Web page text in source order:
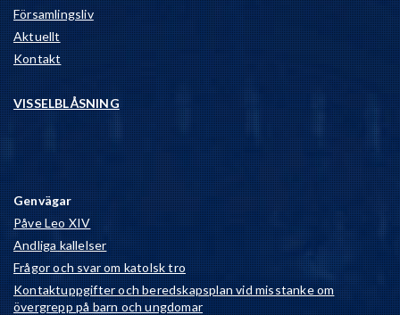
Församlingsliv
Aktuellt
Kontakt
VISSELBLÅSNING
Genvägar
Påve Leo XIV
Andliga kallelser
Frågor och svar om katolsk tro
Kontaktuppgifter och beredskapsplan vid misstanke om
övergrepp på barn och ungdomar